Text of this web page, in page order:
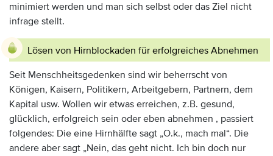
minimiert werden und man sich selbst oder das Ziel nicht
infrage stellt.
Lösen von Hirnblockaden für erfolgreiches Abnehmen
Seit Menschheitsgedenken sind wir beherrscht von
Königen, Kaisern, Politikern, Arbeitgebern, Partnern, dem
Kapital usw. Wollen wir etwas erreichen, z.B. gesund,
glücklich, erfolgreich sein oder eben abnehmen , passiert
folgendes: Die eine Hirnhälfte sagt „O.k., mach mal“. Die
andere aber sagt „Nein, das geht nicht. Ich bin doch nur